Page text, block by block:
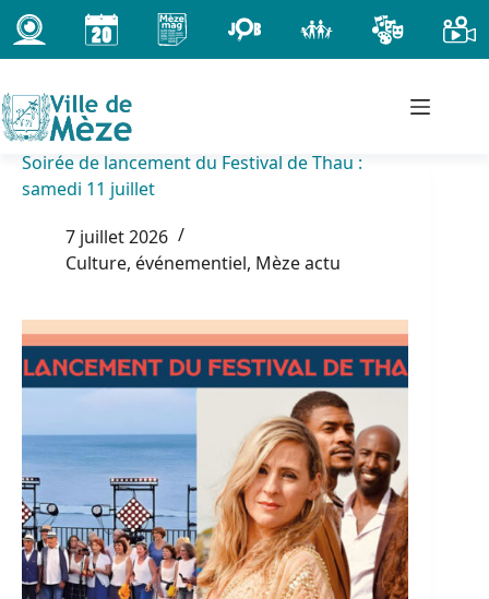
Passer
au
contenu
Soirée de lancement du Festival de Thau :
samedi 11 juillet
7 juillet 2026
Culture, événementiel, Mèze actu